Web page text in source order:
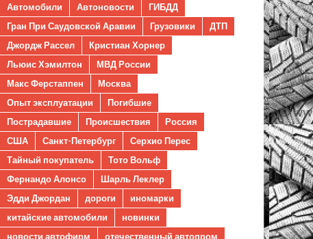
Автомобили
Автоновости
ГИБДД
Гран При Саудовской Аравии
Грузовики
ДТП
Джордж Рассел
Кристиан Хорнер
Льюис Хэмилтон
МВД России
Макс Ферстаппен
Москва
Опыт эксплуатации
Погибшие
Пострадавшие
Происшествия
Россия
США
Санкт-Петербург
Серхио Перес
Тайный покупатель
Тото Вольф
Фернандо Алонсо
Шарль Леклер
Эдди Джордан
дороги
иномарки
китайские автомобили
новинки
новости автофирм
отечественный автопром